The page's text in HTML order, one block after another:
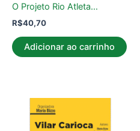
O Projeto Rio Atleta…
R$40,70
Adicionar ao carrinho